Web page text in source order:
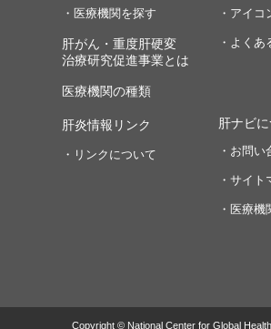
・医療機関を探す
肝がん・重度肝硬変
治療研究促進事業とは
医療機関の種類
・アイコ
・よくあ
肝炎情報リンク
・リンクについて
肝ナビ
・お問い
・サイト
・医療機
Copyright © National Center for Global